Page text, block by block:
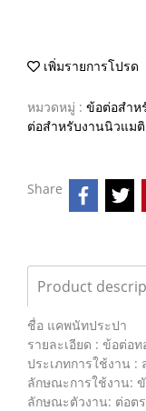
เพิ่มรายการโปรด
หมวดหมู่ : ข้อต่อสำห
ต่อสำหรับงานนิวแม
Share
Product
ชื่อ แคพนัทประปา
รายละเอียด : ข้อต่อท
ประเภทการใช้งาน :
ลักษณะการใช้งาน:
ลักษณะตัวงาน: ต่อต